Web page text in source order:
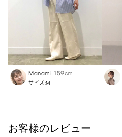
Manami 159cm
サイズ:M
お客様のレビュー